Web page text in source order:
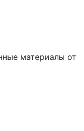
материалы от